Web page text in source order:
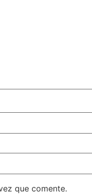
que comente.